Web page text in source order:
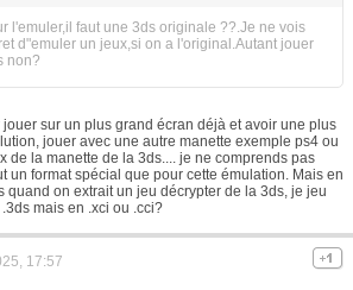
l'emuler,il faut une 3ds originale ??.Je ne vois
d"emuler un jeux,si on a l'original.Autant jouer
non?
jouer sur un plus grand écran déjà et avoir une plus
jouer avec une autre manette exemple ps4 ou
de la manette de la 3ds.... je ne comprends pas
un format spécial que pour cette émulation. Mais en
quand on extrait un jeu décrypter de la 3ds, je jeu
mais en .xci ou .cci?
17:57